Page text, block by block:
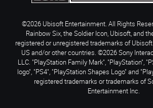
©2026 Ubisoft Entertainment. All Rights
Rainbow Six, the Soldier Icon, Ubisoft, and
registered or unregistered trademarks of
US and/or other countries. ©2026 Sony
LLC. "PlayStation Family Mark", "PlayStation",
logo", "PS4", "PlayStation Shapes Logo" and
registered trademarks or trademarks of
Entertainment Inc.